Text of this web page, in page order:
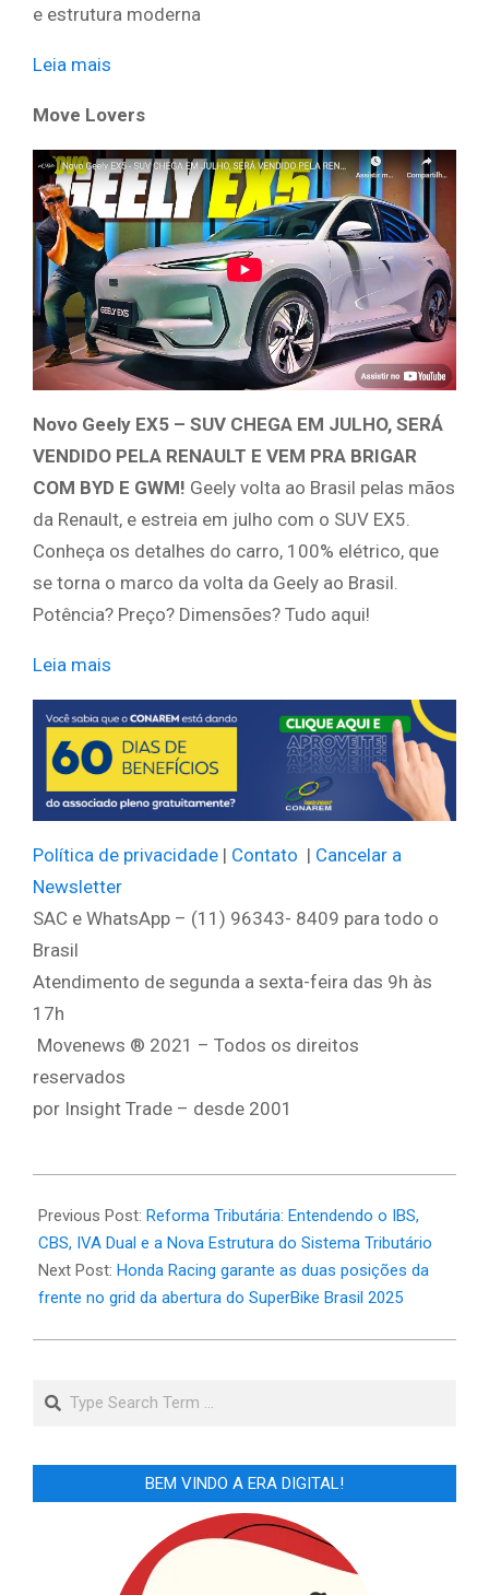
e estrutura moderna
Leia mais
Move Lovers
Novo Geely EX5 – SUV CHEGA EM JULHO, SERÁ
VENDIDO PELA RENAULT E VEM PRA BRIGAR
COM BYD E GWM! Geely volta ao Brasil pelas mãos
da Renault, e estreia em julho com o SUV EX5.
Conheça os detalhes do carro, 100% elétrico, que
se torna o marco da volta da Geely ao Brasil.
Potência? Preço? Dimensões? Tudo aqui!
Leia mais
Política de privacidade | Contato | Cancelar a
Newsletter
SAC e WhatsApp – (11) 96343- 8409 para todo o
Brasil
Atendimento de segunda a sexta-feira das 9h às
17h
Movenews ® 2021 – Todos os direitos
reservados
por Insight Trade – desde 2001
04-
13
Previous Post: Reforma Tributária: Entendendo o IBS,
CBS, IVA Dual e a Nova Estrutura do Sistema Tributário
Next Post: Honda Racing garante as duas posições da
frente no grid da abertura do SuperBike Brasil 2025
Search
BEM VINDO A ERA DIGITAL!